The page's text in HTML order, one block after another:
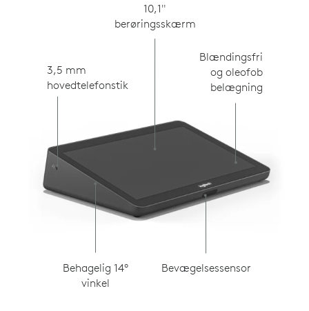
Bevægelsessensor
Behagelig 14°
vinkel
Blændingsfri
og oleofob
belægning
10,1"
berøringsskærm
3,5 mm
hovedtelefonstik